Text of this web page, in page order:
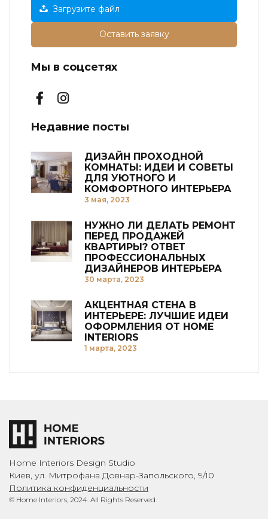
Загрузите файл
Оставить заявку
Мы в соцсетях
Недавние посты
ДИЗАЙН ПРОХОДНОЙ
КОМНАТЫ: ИДЕИ И СОВЕТЫ
ДЛЯ УЮТНОГО И
КОМФОРТНОГО ИНТЕРЬЕРА
3 мая, 2023
НУЖНО ЛИ ДЕЛАТЬ РЕМОНТ
ПЕРЕД ПРОДАЖЕЙ
КВАРТИРЫ? ОТВЕТ
ПРОФЕССИОНАЛЬНЫХ
ДИЗАЙНЕРОВ ИНТЕРЬЕРА
30 марта, 2023
АКЦЕНТНАЯ СТЕНА В
ИНТЕРЬЕРЕ: ЛУЧШИЕ ИДЕИ
ОФОРМЛЕНИЯ ОТ HOME
INTERIORS
1 марта, 2023
Home Interiors Design Studio
Киев, ул. Митрофана Довнар-Запольского, 9/10
Политика конфиденциальности
© Home Interiors, 2024. All Rights Reserved.